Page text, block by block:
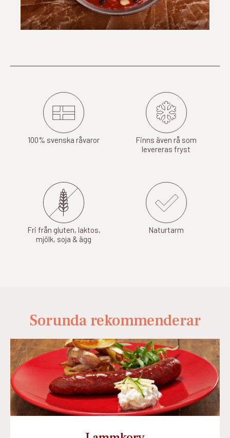
100% svenska råvaror
Finns även rå som
levereras fryst
Fri från gluten, laktos,
mjölk, soja & ägg
Naturtarm
Sorunda rekommenderar